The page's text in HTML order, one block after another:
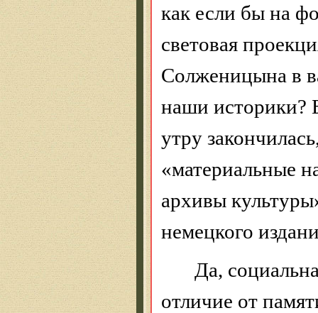
как если бы на
световая
Солженицына в
наши историки?
утру
«материальные
архивы
немецкого
Да,
отличие от